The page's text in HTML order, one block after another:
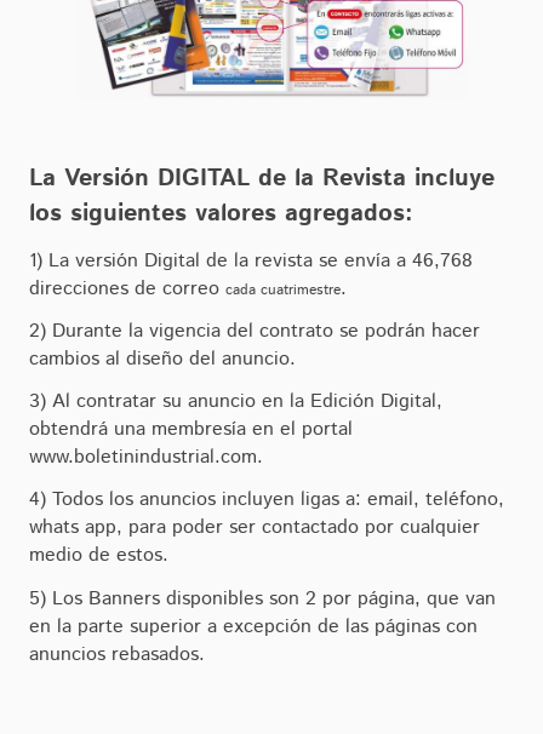
La Versión DIGITAL de la Revista incluye
los siguientes valores agregados:
1) La versión Digital de la revista se envía a 46,768
direcciones de correo cada cuatrimestre.
2) Durante la vigencia del contrato se podrán hacer
cambios al diseño del anuncio.
3) Al contratar su anuncio en la Edición Digital,
obtendrá una membresía en el portal
www.boletinindustrial.com.
4) Todos los anuncios incluyen ligas a: email, teléfono,
whats app, para poder ser contactado por cualquier
medio de estos.
5) Los Banners disponibles son 2 por página, que van
en la parte superior a excepción de las páginas con
anuncios rebasados.